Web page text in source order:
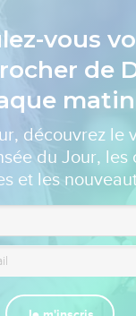
vous
de
découvrez le
du Jour, les
et les